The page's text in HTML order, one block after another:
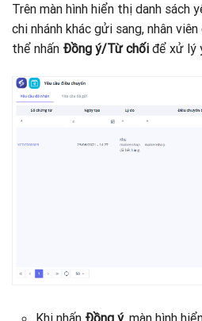
Trên màn hình hiển thị danh sách
chi nhánh khác gửi sang, nhân
thể nhấn Đồng ý/Từ chối để xử lý
Khi nhấn Đồng ý, màn hình